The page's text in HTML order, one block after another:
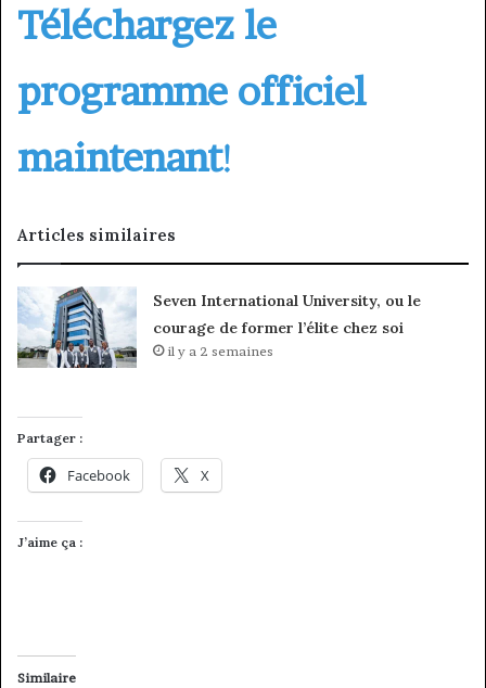
Téléchargez le
programme officiel
maintenant!
Articles similaires
Seven International University, ou le
courage de former l’élite chez soi
il y a 2 semaines
Partager :
Facebook X
J’aime ça :
Similaire